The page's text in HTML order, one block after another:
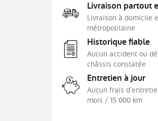
Mode ECO
Poignées de portes ton
Répétiteurs latéraux de
direction
Sellerie MC2
Système de détection
pneumatiques
Tableau de bord avec
Livraison partout
Livraison à domicile
métropolitaine
Historique fiable
Aucun accident ou
châssis constatée
Entretien à jour
Aucun frais
mois / 15 000 km